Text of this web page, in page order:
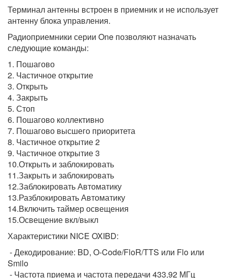
Терминал антенны встроен в приемник и не использует
антенну блока управления.
Радиоприемники серии One позволяют назначать
следующие команды:
1. Пошагово
2. Частичное открытие
3. Открыть
4. Закрыть
5. Стоп
6. Пошагово коллективно
7. Пошагово высшего приоритета
8. Частичное открытие 2
9. Частичное открытие 3
10.Открыть и заблокировать
11.Закрыть и заблокировать
12.Заблокировать Автоматику
13.Разблокировать Автоматику
14.Включить таймер освещения
15.Освещение вкл/выкл
Характеристики NICE OXIBD:
- Декодирование: BD, O-Code/FloR/TTS или Flo или
Smilo
- Частота приема и частота передачи 433,92 МГц